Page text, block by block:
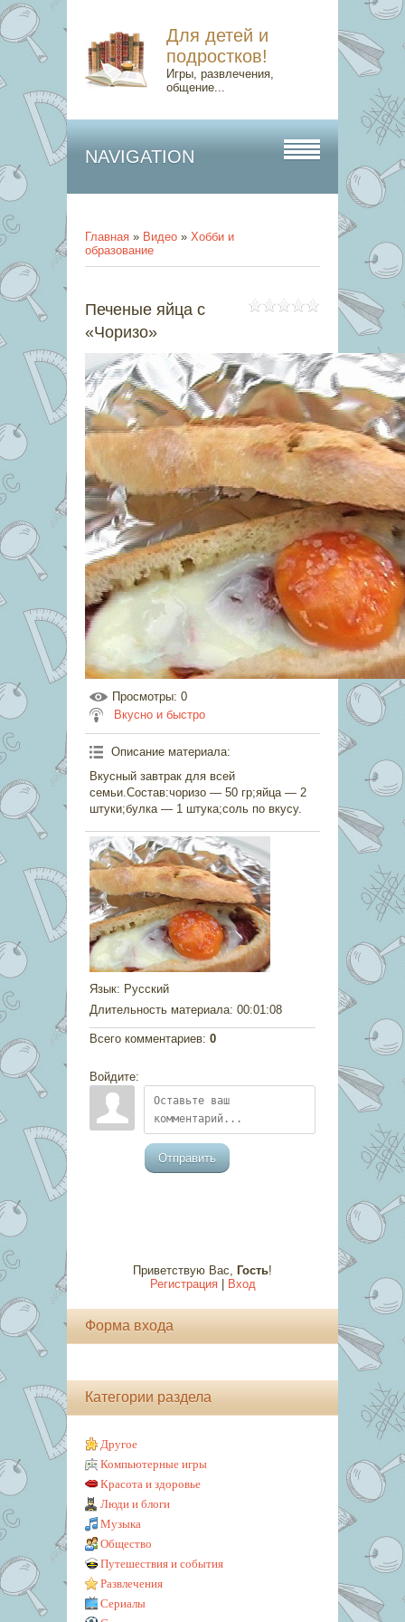
Для детей и
подростков!
Игры, развлечения,
общение...
NAVIGATION
Главная » Видео » Хобби и
образование
Печеные яйца с
«Чоризо»
Просмотры: 0
Вкусно и быстро
Описание материала:
Вкусный завтрак для всей
семьи.Состав:чоризо — 50 гр;яйца — 2
штуки;булка — 1 штука;соль по вкусу.
Язык: Русский
Длительность материала: 00:01:08
Всего комментариев: 0
Войдите:
Отправить
Приветствую Вас, Гость!
Регистрация| Вход
Форма входа
Категории раздела
Другое
Компьютерные игры
Красота и здоровье
Люди и блоги
Музыка
Общество
Путешествия и события
Развлечения
Сериалы